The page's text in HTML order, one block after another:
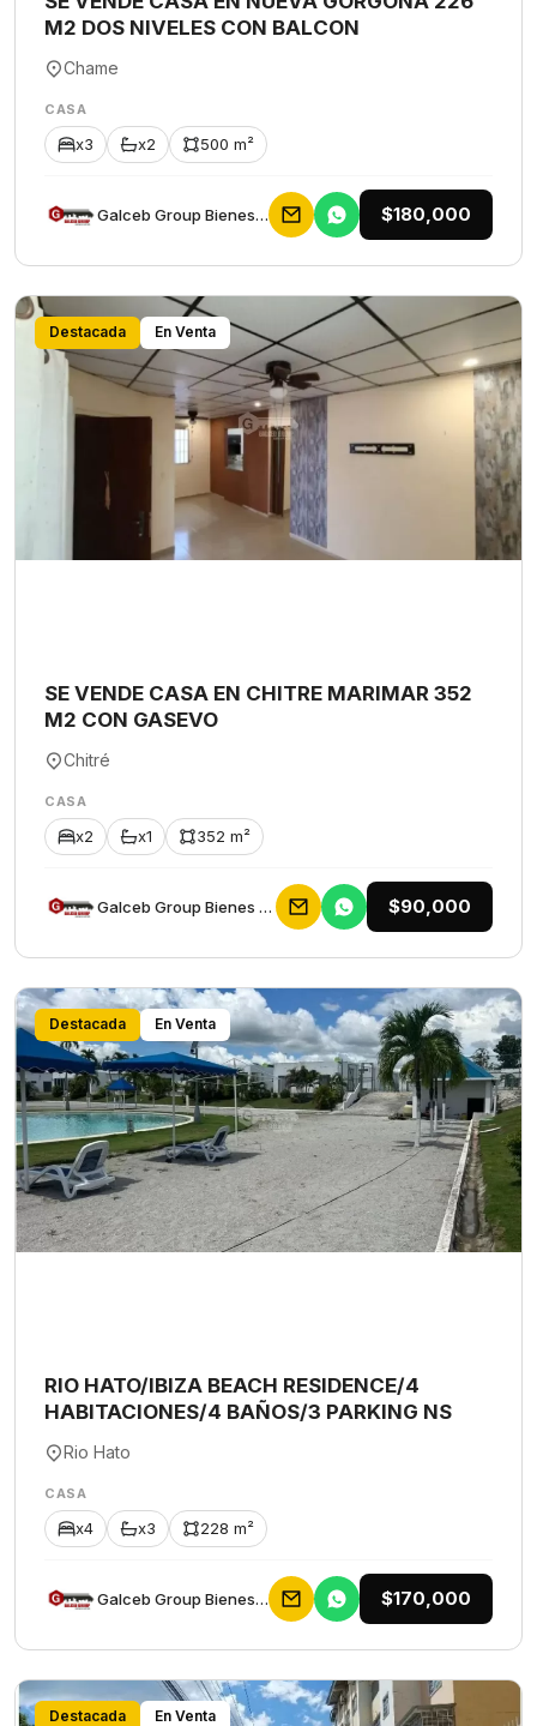
M2 DOS NIVELES CON BALCON
Chame
CASA
x3 x2 500 m²
Galceb Group Bienes Raices $180,000
Destacada En Venta
SE VENDE CASA EN CHITRE MARIMAR 352
M2 CON GASEVO
Chitré
CASA
x2 x1 352 m²
Galceb Group Bienes Raices $90,000
Destacada En Venta
RIO HATO/IBIZA BEACH RESIDENCE/4
HABITACIONES/4 BAÑOS/3 PARKING NS
Rio Hato
CASA
x4 x3 228 m²
Galceb Group Bienes Raices $170,000
Destacada En Venta